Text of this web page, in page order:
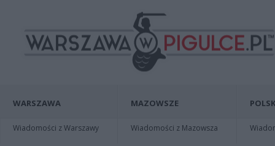
WARSZAWA
Wiadomości z Warszawy
MAZOWSZE
Wiadomości z Mazowsza